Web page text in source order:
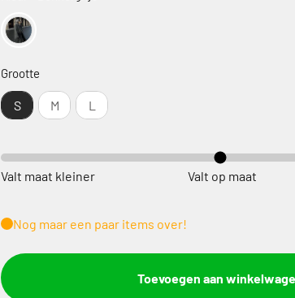
Grootte
S M L
Valt maat kleiner Valt op maat
Nog maar een paar items over!
Toevoegen aan